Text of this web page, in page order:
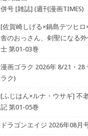
併号 [雑誌] (週刊漫画TIMES)
[佐賀崎しげる×鍋島テツヒロ
舎のおっさん、剣聖になる
士 第01-03巻
漫画ゴラク 2026年 8/21・28
ラク)
[ふじはん×ルナ・ウサギ] 不
記 第01-05巻
ドラゴンエイジ 2026年08月